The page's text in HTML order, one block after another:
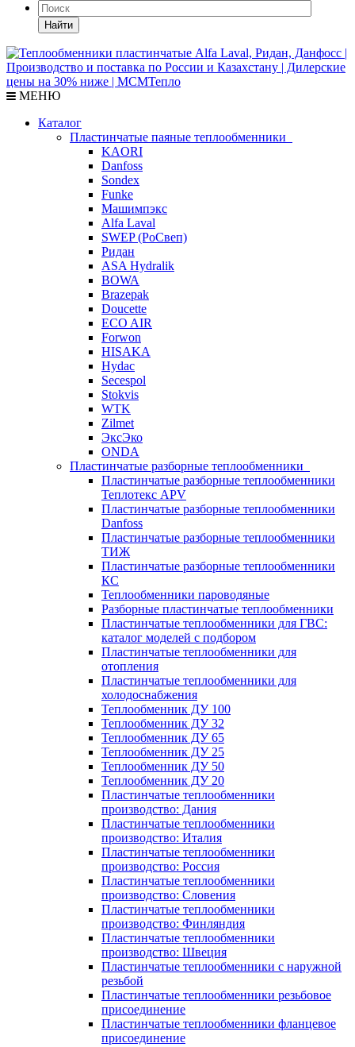
Найти
МЕНЮ
Каталог
Пластинчатые паяные теплообменники
KAORI
Danfoss
Sondex
Funke
Машимпэкс
Alfa Laval
SWEP (РоСвеп)
Ридан
ASA Hydralik
BOWA
Brazepak
Doucette
ECO AIR
Forwon
HISAKA
Hydac
Secespol
Stokvis
WTK
Zilmet
ЭксЭко
ONDA
Пластинчатые разборные теплообменники
Пластинчатые разборные теплообменники
Теплотекс APV
Пластинчатые разборные теплообменники
Danfoss
Пластинчатые разборные теплообменники
ТИЖ
Пластинчатые разборные теплообменники
КC
Теплообменники пароводяные
Разборные пластинчатые теплообменники
Пластинчатые теплообменники для ГВС:
каталог моделей с подбором
Пластинчатые теплообменники для
отопления
Пластинчатые теплообменники для
холодоснабжения
Теплообменник ДУ 100
Теплообменник ДУ 32
Теплообменник ДУ 65
Теплообменник ДУ 25
Теплообменник ДУ 50
Теплообменник ДУ 20
Пластинчатые теплообменники
производство: Дания
Пластинчатые теплообменники
производство: Италия
Пластинчатые теплообменники
производство: Россия
Пластинчатые теплообменники
производство: Словения
Пластинчатые теплообменники
производство: Финляндия
Пластинчатые теплообменники
производство: Швеция
Пластинчатые теплообменники с наружной
резьбой
Пластинчатые теплообменники резьбовое
присоединение
Пластинчатые теплообменники фланцевое
присоединение